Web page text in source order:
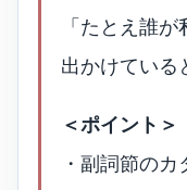
「たとえ誰
出かけている
＜ポイント＞
・副詞節の